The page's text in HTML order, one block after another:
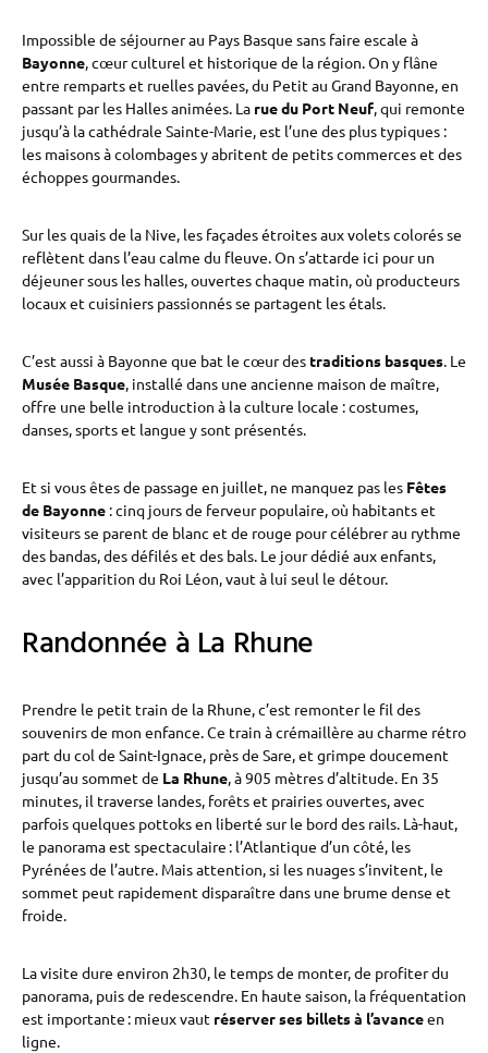
Impossible de séjourner au Pays Basque sans faire escale à
Bayonne, cœur culturel et historique de la région. On y flâne
entre remparts et ruelles pavées, du Petit au Grand Bayonne, en
passant par les Halles animées. La rue du Port Neuf, qui remonte
jusqu’à la cathédrale Sainte-Marie, est l’une des plus typiques :
les maisons à colombages y abritent de petits commerces et des
échoppes gourmandes.
Sur les quais de la Nive, les façades étroites aux volets colorés se
reflètent dans l’eau calme du fleuve. On s’attarde ici pour un
déjeuner sous les halles, ouvertes chaque matin, où producteurs
locaux et cuisiniers passionnés se partagent les étals.
C’est aussi à Bayonne que bat le cœur des traditions basques. Le
Musée Basque, installé dans une ancienne maison de maître,
offre une belle introduction à la culture locale : costumes,
danses, sports et langue y sont présentés.
Et si vous êtes de passage en juillet, ne manquez pas les Fêtes
de Bayonne : cinq jours de ferveur populaire, où habitants et
visiteurs se parent de blanc et de rouge pour célébrer au rythme
des bandas, des défilés et des bals. Le jour dédié aux enfants,
avec l’apparition du Roi Léon, vaut à lui seul le détour.
Randonnée à La Rhune
Prendre le petit train de la Rhune, c’est remonter le fil des
souvenirs de mon enfance. Ce train à crémaillère au charme rétro
part du col de Saint-Ignace, près de Sare, et grimpe doucement
jusqu’au sommet de La Rhune, à 905 mètres d’altitude. En 35
minutes, il traverse landes, forêts et prairies ouvertes, avec
parfois quelques pottoks en liberté sur le bord des rails. Là-haut,
le panorama est spectaculaire : l’Atlantique d’un côté, les
Pyrénées de l’autre. Mais attention, si les nuages s’invitent, le
sommet peut rapidement disparaître dans une brume dense et
froide.
La visite dure environ 2h30, le temps de monter, de profiter du
panorama, puis de redescendre. En haute saison, la fréquentation
est importante : mieux vaut réserver ses billets à l’avanceen
ligne.